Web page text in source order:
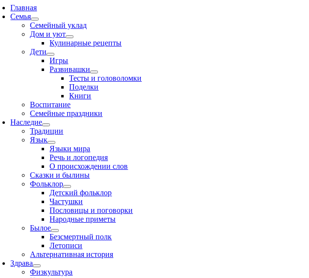
Главная
Семья
Семейный уклад
Дом и уют
Кулинарные рецепты
Дети
Игры
Развивашки
Тесты и головоломки
Поделки
Книги
Воспитание
Семейные праздники
Наследие
Традиции
Язык
Языки мира
Речь и логопедия
О происхождении слов
Сказки и былины
Фольклор
Детский фольклор
Частушки
Пословицы и поговорки
Народные приметы
Былое
Безсмертный полк
Летописи
Альтернативная история
Здрава
Физкультура